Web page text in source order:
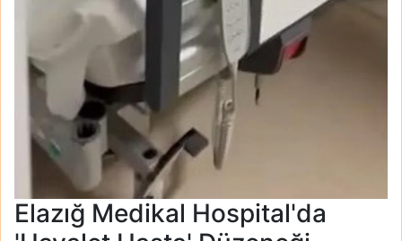
Elazığ Medikal Hospital'da